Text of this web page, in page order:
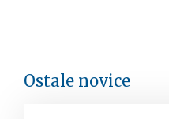
Ostale novice